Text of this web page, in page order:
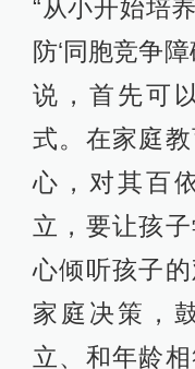
“从小开始培
防‘同胞竞争
说，首先可
式。在家庭
心，对其百
立，要让孩
心倾听孩子
家庭决策，
立、和年龄